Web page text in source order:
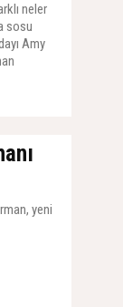
neler
sosu
Amy
yeni